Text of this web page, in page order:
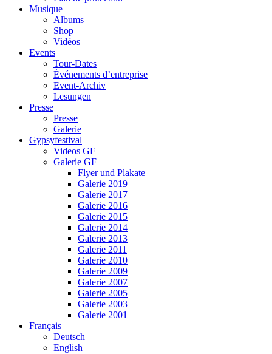
Musique
Albums
Shop
Vidéos
Events
Tour-Dates
Événements d’entreprise
Event-Archiv
Lesungen
Presse
Presse
Galerie
Gypsyfestival
Videos GF
Galerie GF
Flyer und Plakate
Galerie 2019
Galerie 2017
Galerie 2016
Galerie 2015
Galerie 2014
Galerie 2013
Galerie 2011
Galerie 2010
Galerie 2009
Galerie 2007
Galerie 2005
Galerie 2003
Galerie 2001
Français
Deutsch
English